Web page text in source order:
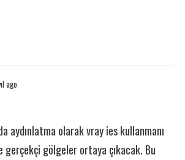
ago
aydınlatma olarak vray ies kullanmanı
gerçekçi gölgeler ortaya çıkacak. Bu